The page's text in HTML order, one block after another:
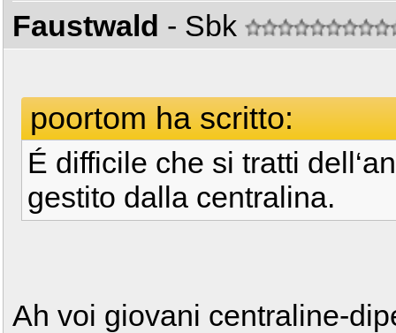
Faustwald - Sbk
poortom ha scritto:
É difficile che si tratti
gestito dalla centralina.
Ah voi giovani centraline-